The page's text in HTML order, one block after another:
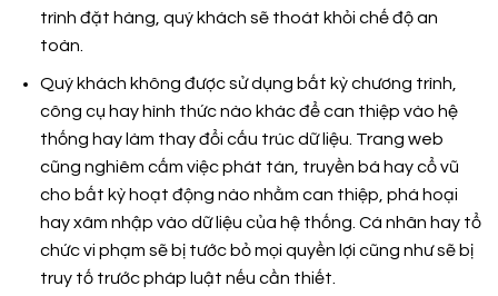
trình đặt hàng, quý khách sẽ thoát khỏi chế độ an
toàn.
Quý khách không được sử dụng bất kỳ chương trình,
công cụ hay hình thức nào khác để can thiệp vào hệ
thống hay làm thay đổi cấu trúc dữ liệu. Trang web
cũng nghiêm cấm việc phát tán, truyền bá hay cổ vũ
cho bất kỳ hoạt động nào nhằm can thiệp, phá hoại
hay xâm nhập vào dữ liệu của hệ thống. Cá nhân hay tổ
chức vi phạm sẽ bị tước bỏ mọi quyền lợi cũng như sẽ bị
truy tố trước pháp luật nếu cần thiết.